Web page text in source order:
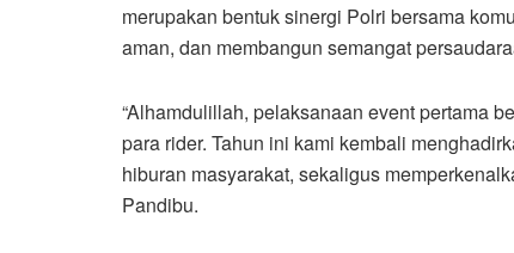
merupakan bentuk sinergi Polri bersama
aman, dan membangun semangat
“Alhamdulillah, pelaksanaan event pertama
para rider. Tahun ini kami kembali
hiburan masyarakat, sekaligus
Pandibu.